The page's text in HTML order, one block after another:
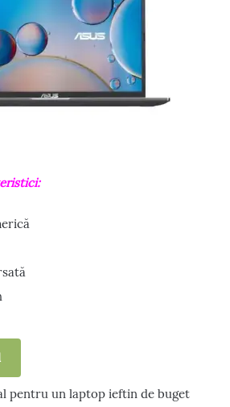
pentru un laptop ieftin de buget